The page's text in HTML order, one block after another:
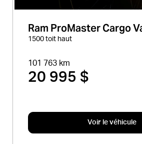
Ram ProMaster Cargo
1500 toit haut
101 763 km
20 995 $
Voir le véhicule